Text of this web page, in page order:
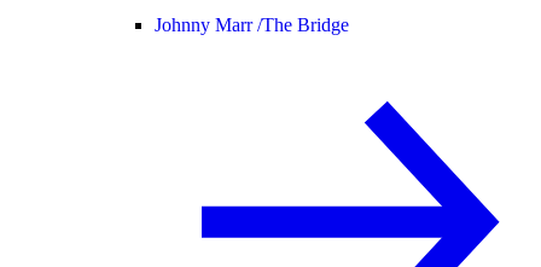
Johnny Marr /The Bridge